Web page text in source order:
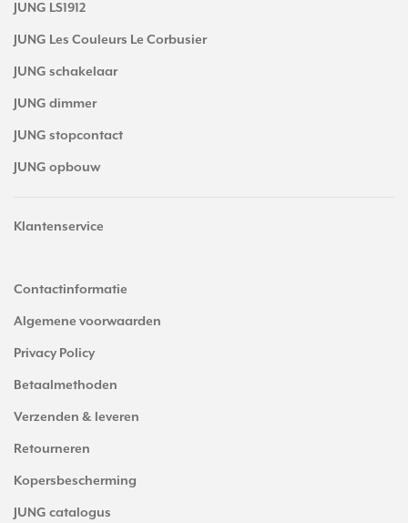
JUNG LS1912
JUNG Les Couleurs Le Corbusier
JUNG schakelaar
JUNG dimmer
JUNG stopcontact
JUNG opbouw
Klantenservice
Contactinformatie
Algemene voorwaarden
Privacy Policy
Betaalmethoden
Verzenden & leveren
Retourneren
Kopersbescherming
JUNG catalogus